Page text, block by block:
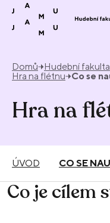
Přeskočit na obsah
Domů Hudební fakulta
Hra na flétnu
Co se
Hra na
ÚVOD CO SE
Co je cílem